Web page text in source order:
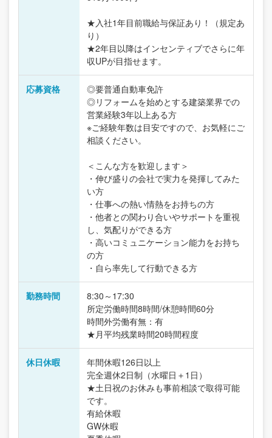
★入社1年目前職給与保証あり！（規定あ
り）
★2年目以降はインセンティブでさらに年
収UPが目指せます。
応募資格
◎要普通自動車免許
◎リフォームを始めとする建築業界での
営業経験3年以上ある方
※ご経験年数は目安ですので、お気軽にご
相談ください。
＜こんな方を歓迎します＞
・伸び盛りの会社で実力を発揮してみた
い方
・仕事への熱い情熱をお持ちの方
・他者との関わり合いやサポートを重視
し、気配りができる方
・高いコミュニケーション能力をお持ち
の方
・自ら率先して行動できる方
勤務時間
8:30～17:30
所定労働時間8時間/休憩時間60分
時間外労働有無：有
★月平均残業時間20時間程度
休日休暇
年間休暇126日以上
完全週休2日制（水曜日＋1日）
★土日祝のお休みも事前相談で取得可能
です。
有給休暇
GW休暇